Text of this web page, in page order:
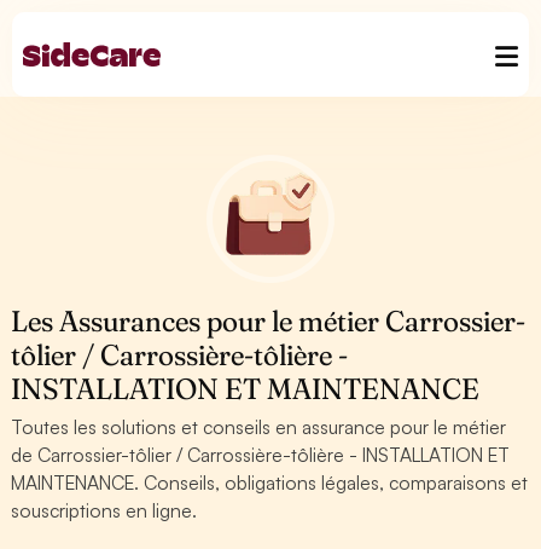
Les Assurances pour le métier Carrossier-
tôlier / Carrossière-tôlière -
INSTALLATION ET MAINTENANCE
Toutes les solutions et conseils en assurance pour le métier
de Carrossier-tôlier / Carrossière-tôlière - INSTALLATION ET
MAINTENANCE. Conseils, obligations légales, comparaisons et
souscriptions en ligne.